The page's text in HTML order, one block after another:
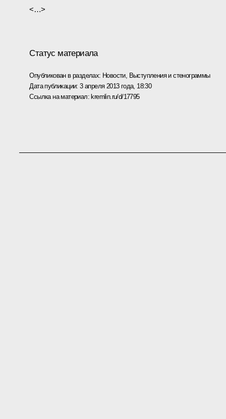
<…>
Статус материала
Опубликован в разделах: Новости, Выступления и стенограммы
Дата публикации:3 апреля 2013 года, 18:30
Ссылка на материал: kremlin.ru/d/17795